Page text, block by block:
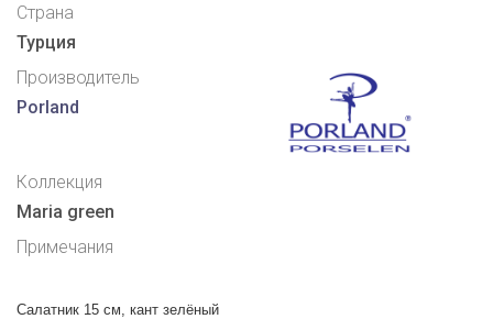
Страна
Турция
Производитель
Porland
Коллекция
Maria green
Примечания
Салатник 15 см, кант зелёный